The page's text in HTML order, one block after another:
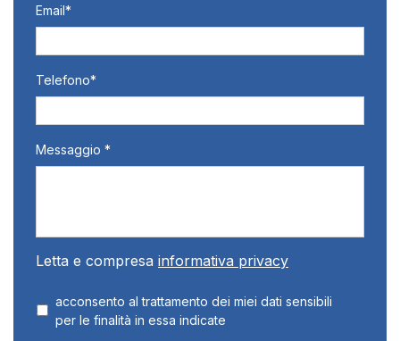
slash
slash
AAAA
Email*
Telefono*
Messaggio *
Letta e compresa informativa privacy
acconsento al trattamento dei miei dati sensibili
per le finalità in essa indicate